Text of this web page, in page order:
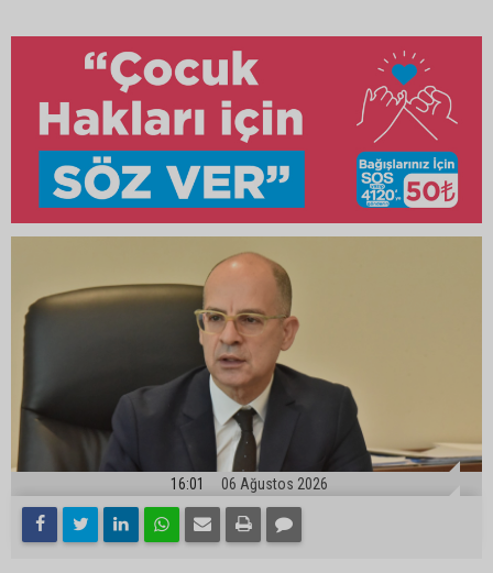
16:01 06 Ağustos 2026